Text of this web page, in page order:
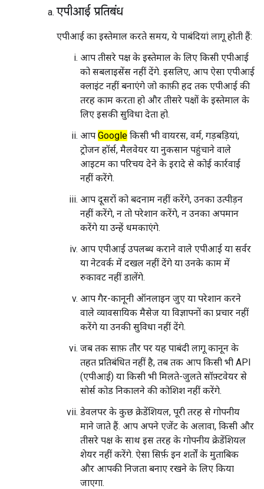
एपीआई प्रतिबंध
एपीआई का इस्तेमाल करते समय, ये पाबंदियां लागू होती हैं:
आप तीसरे पक्ष के इस्तेमाल के लिए किसी एपीआई
को सबलाइसेंस नहीं देंगे. इसलिए, आप ऐसा एपीआई
क्लाइंट नहीं बनाएंगे जो काफ़ी हद तक एपीआई की
तरह काम करता हो और तीसरे पक्षों के इस्तेमाल के
लिए इसकी सुविधा देता हो.
आप Google किसी भी वायरस, वर्म, गड़बड़ियां,
ट्रोजन हॉर्स, मैलवेयर या नुकसान पहुंचाने वाले
आइटम का परिचय देने के इरादे से कोई कार्रवाई
नहीं करेंगे.
आप दूसरों को बदनाम नहीं करेंगे, उनका उत्पीड़न
नहीं करेंगे, न तो परेशान करेंगे, न उनका अपमान
करेंगे या उन्हें धमकाएंगे.
आप एपीआई उपलब्ध कराने वाले एपीआई या सर्वर
या नेटवर्क में दखल नहीं देंगे या उनके काम में
रुकावट नहीं डालेंगे.
आप गैर-कानूनी ऑनलाइन जुए या परेशान करने
वाले व्यावसायिक मैसेज या विज्ञापनों का प्रचार नहीं
करेंगे या उनकी सुविधा नहीं देंगे.
जब तक साफ़ तौर पर यह पाबंदी लागू कानून के
तहत प्रतिबंधित नहीं है, तब तक आप किसी भी API
(एपीआई) या किसी भी मिलते-जुलते सॉफ़्टवेयर से
सोर्स कोड निकालने की कोशिश नहीं करेंगे.
डेवलपर के कुछ क्रेडेंशियल, पूरी तरह से गोपनीय
माने जाते हैं. आप अपने एजेंट के अलावा, किसी और
तीसरे पक्ष के साथ इस तरह के गोपनीय क्रेडेंशियल
शेयर नहीं करेंगे. ऐसा सिर्फ़ इन शर्तों के मुताबिक
और आपकी निजता बनाए रखने के लिए किया
जाएगा.